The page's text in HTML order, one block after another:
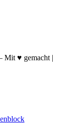
Mit ♥ gemacht |